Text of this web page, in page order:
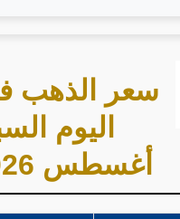
سعر الذهب
أغسطس 2026